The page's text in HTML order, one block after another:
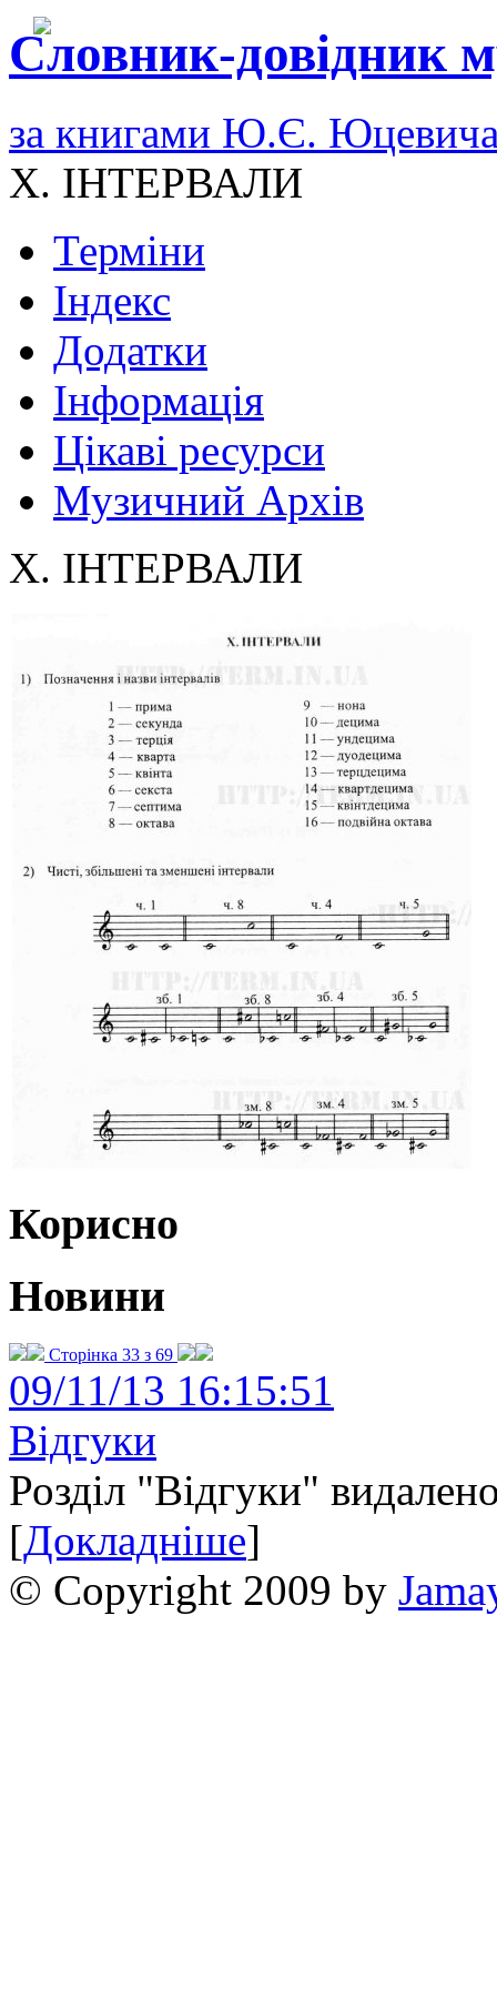
Словник-довідник
за книгами Ю.Є.
X. ІНТЕРВАЛИ
Терміни
Індекс
Додатки
Інформація
Цікаві ресурси
Музичний Архів
X. ІНТЕРВАЛИ
Корисно
Новини
Сторінка 33 з 69
09/11/13 16:15:51
Відгуки
Розділ "Відгуки"
[Докладніше]
© Copyright 2009 by